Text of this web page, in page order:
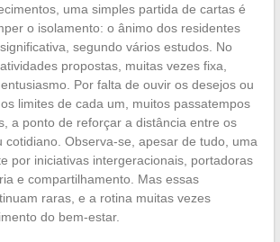
uma simples partida de cartas é
o isolamento: o ânimo dos residentes
segundo vários estudos. No
propostas, muitas vezes fixa,
Por falta de ouvir os desejos ou
limites de cada um, muitos passatempos
a ponto de reforçar a distância entre os
cotidiano. Observa-se, apesar de tudo, uma
por iniciativas intergeracionais, portadoras
e compartilhamento. Mas essas
raras, e a rotina muitas vezes
do bem-estar.